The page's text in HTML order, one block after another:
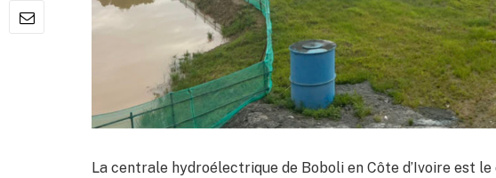
La centrale hydroélectrique de Boboli en Côte d’Ivoire est